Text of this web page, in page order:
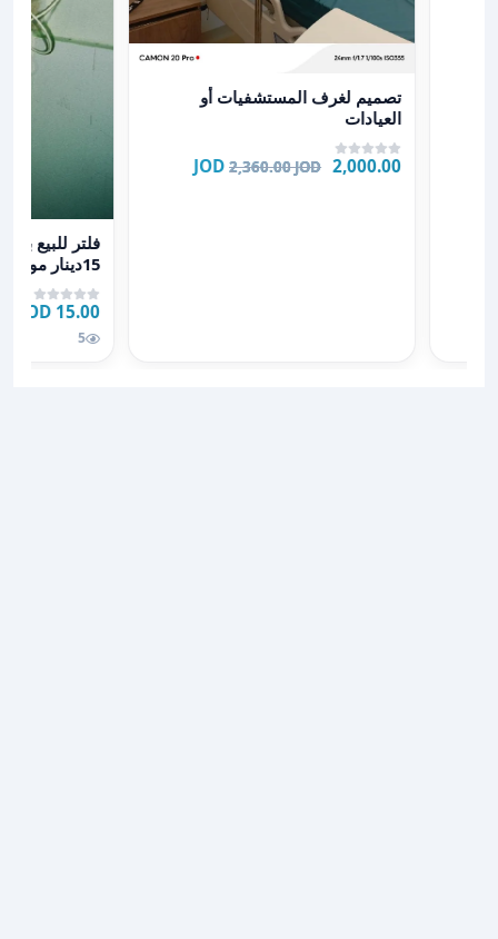
عرض تفاصيل تصميم لغرف المستشفيات أو العيادات
تصميم لغرف المستشفيات أو
العيادات
2,000.00 JOD
2,360.00 JOD
عرض تفاصيل فلتر
فلتر للبيع
15دينار
ا١٠
15.00 JOD
5